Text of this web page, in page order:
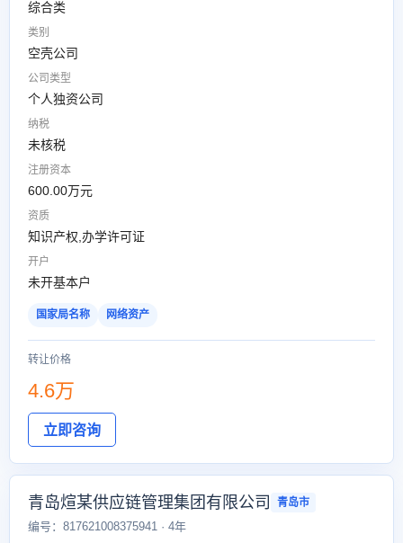
综合类
类别
空壳公司
公司类型
个人独资公司
纳税
未核税
注册资本
600.00万元
资质
知识产权,办学许可证
开户
未开基本户
国家局名称 网络资产
转让价格
4.6万
立即咨询
青岛煊某供应链管理集团有限公司 青岛市
编号：817621008375941 · 4年